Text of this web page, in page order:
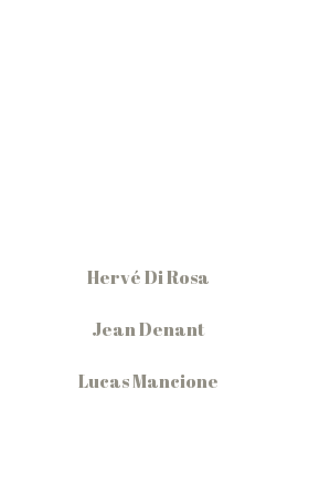
Hervé Di Rosa
Jean Denant
Lucas Mancione